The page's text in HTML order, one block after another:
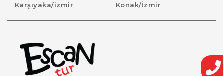
Karşıyaka/izmir
Konak/İzmir